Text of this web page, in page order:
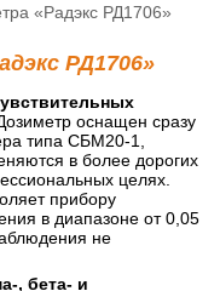
«Радэкс РД1706»
РД1706»
оснащен сразу
типа СБМ20-1,
в более дорогих
целях.
прибору
в диапазоне от 0,05
не
, бета- и